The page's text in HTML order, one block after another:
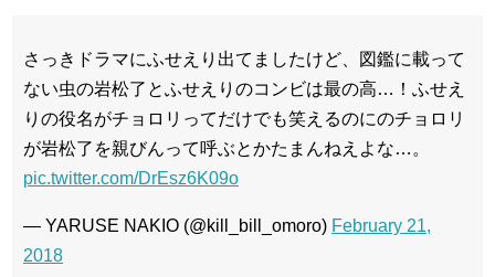
さっきドラマにふせえり出てましたけど、図鑑に載って
ない虫の岩松了とふせえりのコンビは最の高…！ふせえ
りの役名がチョロリってだけでも笑えるのにのチョロリ
が岩松了を親びんって呼ぶとかたまんねえよな…。
pic.twitter.com/DrEsz6K09o
— YARUSE NAKIO (@kill_bill_omoro) February 21,
2018